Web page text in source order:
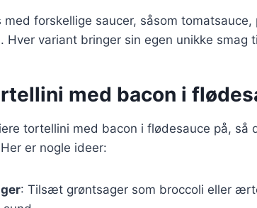
forskellige saucer, såsom tomatsauce,
Hver variant bringer sin egen unikke smag
med bacon i
tortellini med bacon i flødesauce på, så
er nogle ideer:
: Tilsæt grøntsager som broccoli eller